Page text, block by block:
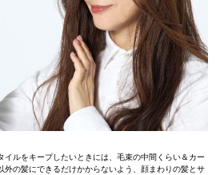
イルをキープしたいときには、毛束の中間くらい＆カー
外の髪にできるだけかからないよう、顔まわりの髪とサ